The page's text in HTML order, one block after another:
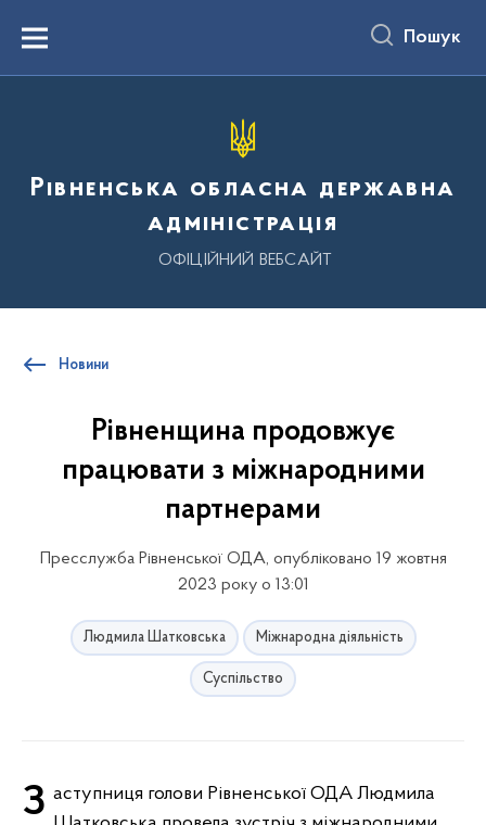
вмістуMenu Пошук
Рівненська обласна державна
адміністрація
ОФІЦІЙНИЙ ВЕБСАЙТ
Новини
Рівненщина продовжує
працювати з міжнародними
партнерами
Пресслужба Рівненської ОДА, опубліковано 19 жовтня
2023 року о 13:01
Людмила Шатковська Міжнародна діяльність
Суспільство
Заступниця голови Рівненської ОДА Людмила